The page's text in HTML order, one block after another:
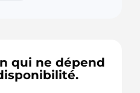
qui ne dépend